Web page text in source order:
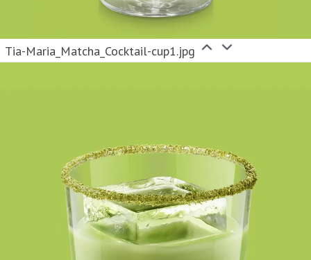
Tia-Maria_Matcha_Cocktail-cup1.jpg